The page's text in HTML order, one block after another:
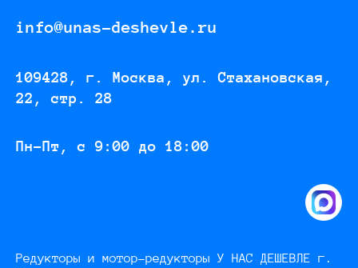
info@unas-deshevle.ru
109428, г. Москва, ул. Стахановская,
22, стр. 28
Пн-Пт, с 9:00 до 18:00
Редукторы и мотор-редукторы У НАС ДЕШЕВЛЕ г.